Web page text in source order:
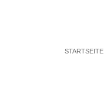
STARTSEITE